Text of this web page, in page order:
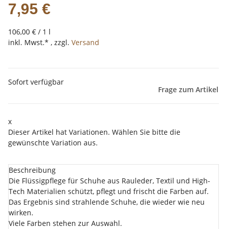
7,95 €
106,00 € / 1 l
inkl. Mwst.* , zzgl. Versand
Sofort verfügbar
Frage zum Artikel
x
Dieser Artikel hat Variationen. Wählen Sie bitte die
gewünschte Variation aus.
Beschreibung
Die Flüssigpflege für Schuhe aus Rauleder, Textil und High-
Tech Materialien schützt, pflegt und frischt die Farben auf.
Das Ergebnis sind strahlende Schuhe, die wieder wie neu
wirken.
Viele Farben stehen zur Auswahl.